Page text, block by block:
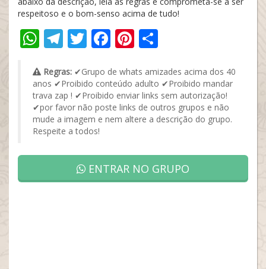
respeitoso e o bom-senso acima de tudo!
WhatsApp
Telegram
Twitter
Facebook
Pinterest
Regras: ✔Grupo de whats amizades acima dos 40
anos ✔Proibido conteúdo adulto ✔Proibido mandar
trava zap ! ✔Proibido enviar links sem autorização!
✔por favor não poste links de outros grupos e não
mude a imagem e nem altere a descrição do grupo.
Respeite a todos!
ENTRAR NO GRUPO